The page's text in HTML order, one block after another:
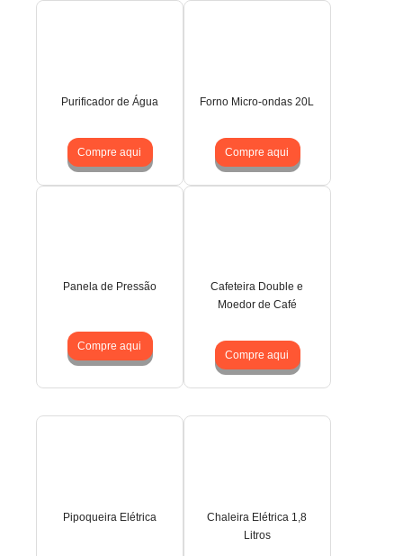
Purificador de Água
Compre aqui
Forno Micro-ondas 20L
Compre aqui
Panela de Pressão
Compre aqui
Cafeteira Double e
Moedor de Café
Compre aqui
Pipoqueira Elétrica
Chaleira Elétrica 1,8
Litros